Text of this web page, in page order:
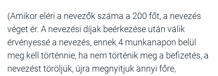
(Amikor eléri a nevezők száma a 200 főt, a nevezés
véget ér. A nevezési díjak beérkezése után válik
érvényessé a nevezés, ennek 4 munkanapon belül
meg kell történnie, ha nem történik meg a befizetés, a
nevezést töröljük, újra megnyitjuk annyi főre,